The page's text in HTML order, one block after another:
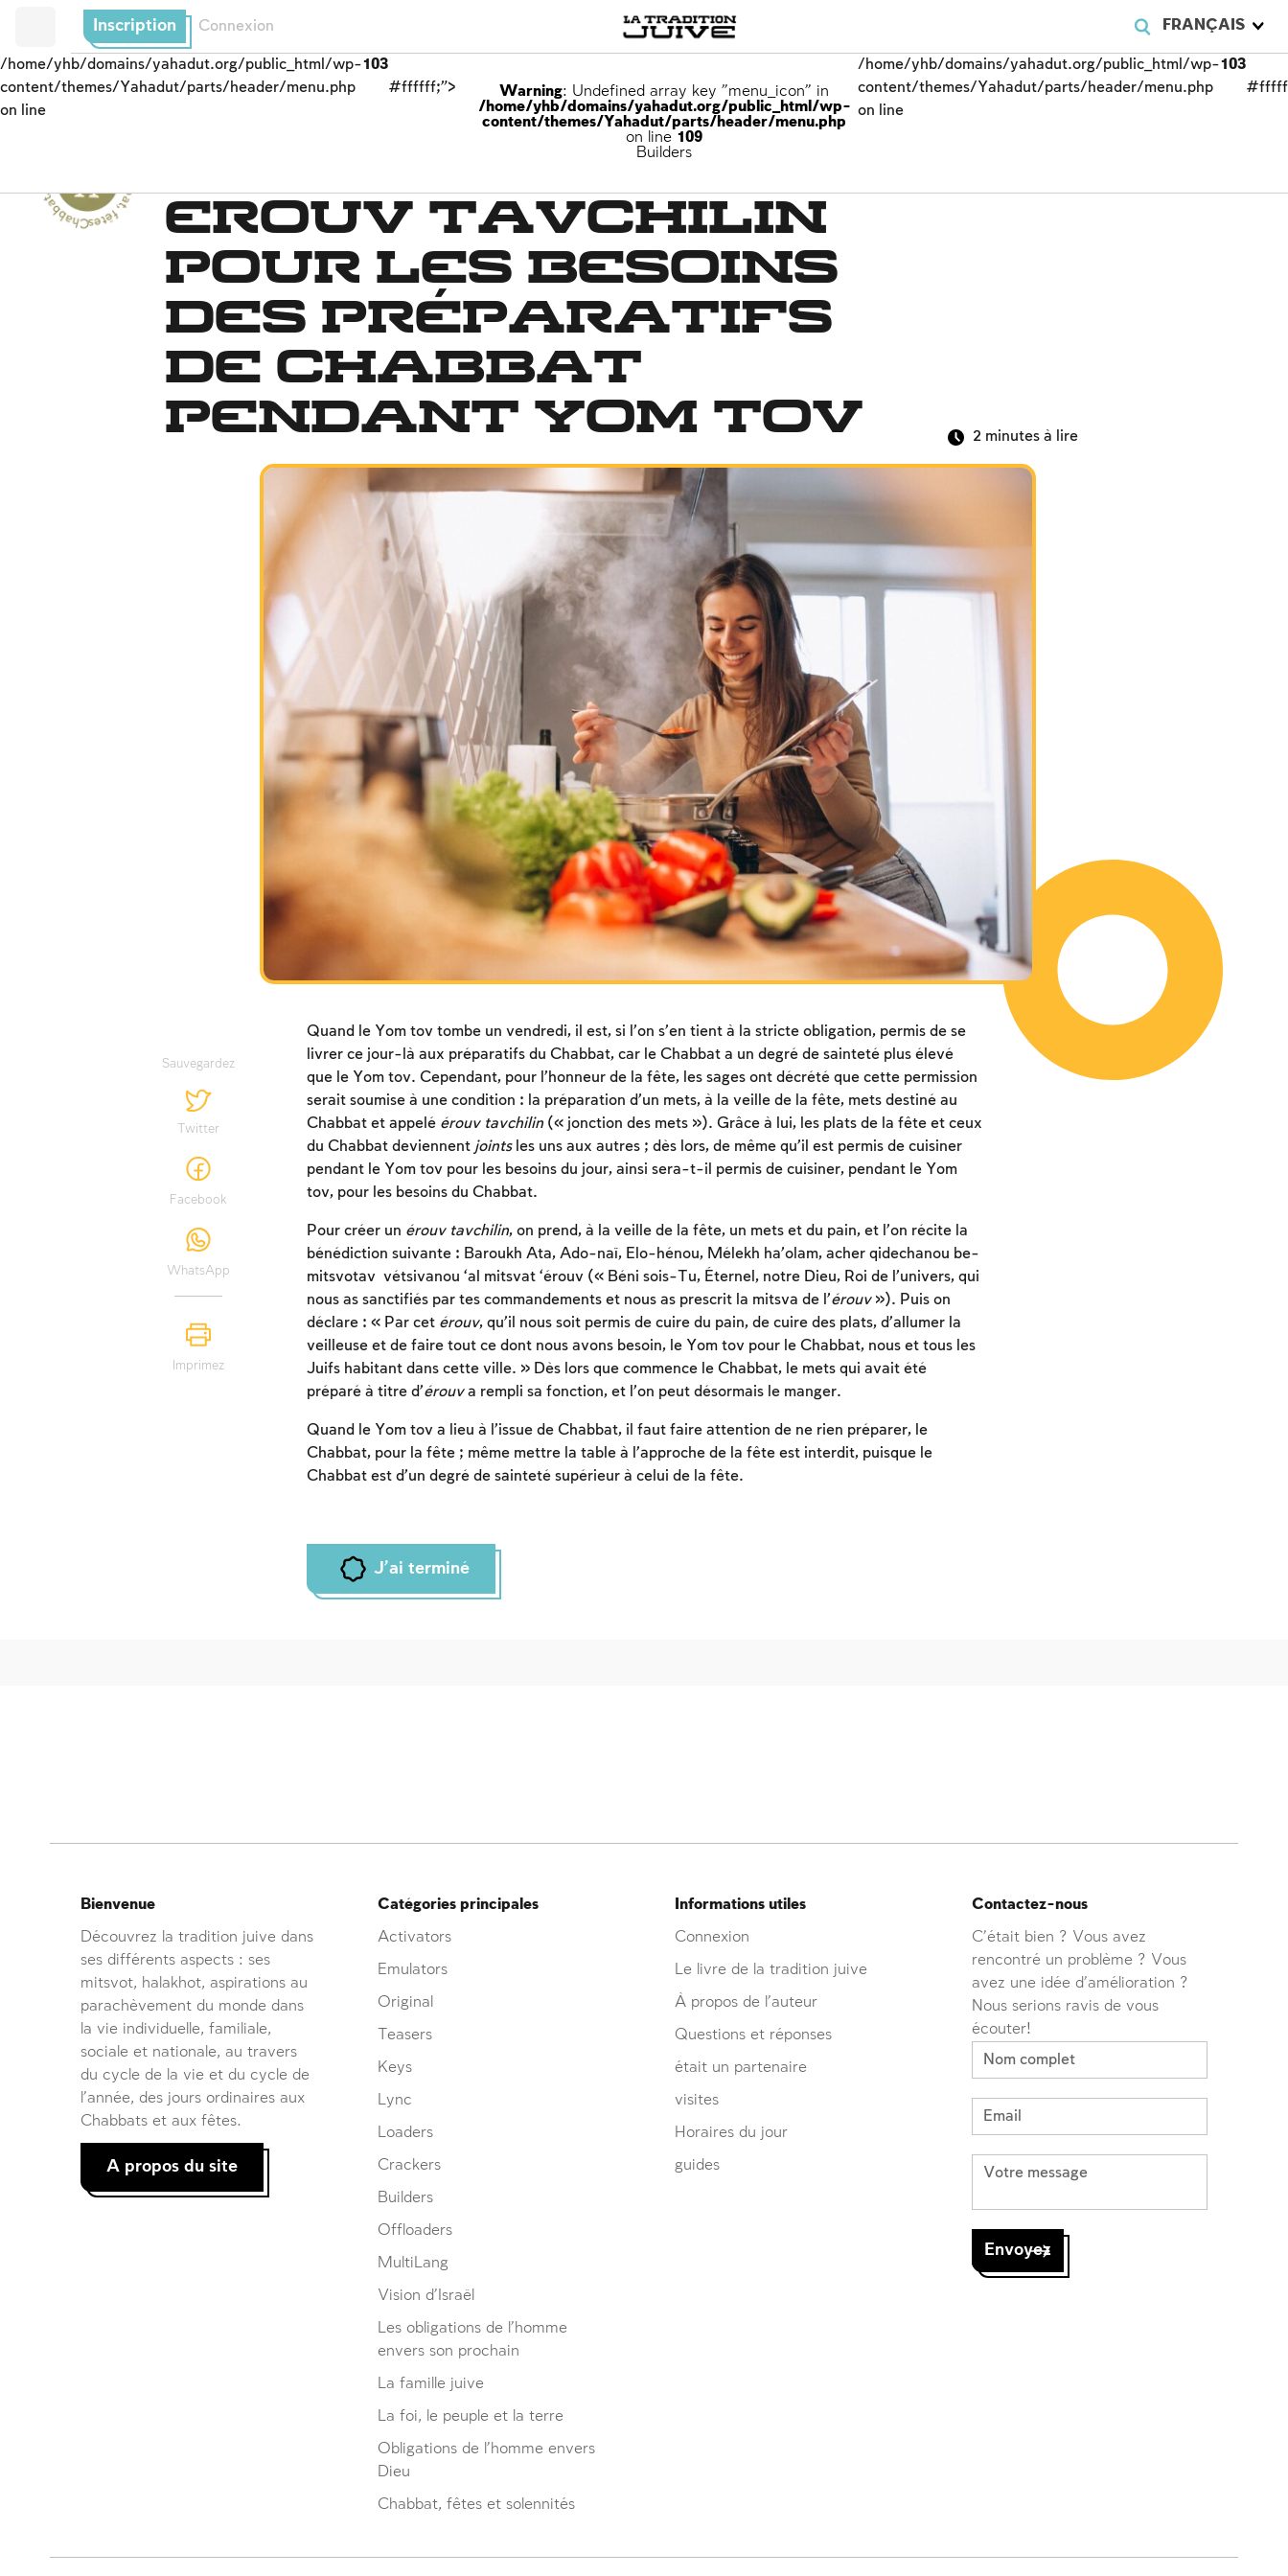
FRANÇAIS
Inscription Connexion
/home/yhb/domains/yahadut.org/public_html/wp-
content/themes/Yahadut/parts/header/menu.php
on line
103
#ffffff;">
Warning: Undefined array key "menu_icon" in
/home/yhb/domains/yahadut.org/public_html/wp-
content/themes/Yahadut/parts/header/menu.php
on line 109
Builders
/home/yhb/domains/yahadut.org/public_html/wp-
content/themes/Yahadut/parts/header/menu.php
on line
103
C
h
a
b
b
a
t,
f
ê
t
e
s
e
t
s
olennité
s
-
C
h
a
b
b
a
t
,
fê
tes et solennités --
Erouv tavchilin
pour les besoins
des préparatifs
de Chabbat
pendant Yom tov
2 minutes à lire
Sauvegardez
Twitter
Facebook
WhatsApp
Imprimez
Quand le Yom tov tombe un vendredi, il est, si l’on s’en tient à la stricte obligation, permis de se
livrer ce jour-là aux préparatifs du Chabbat, car le Chabbat a un degré de sainteté plus élevé
que le Yom tov. Cependant, pour l’honneur de la fête, les sages ont décrété que cette permission
serait soumise à une condition : la préparation d’un mets, à la veille de la fête, mets destiné au
Chabbat et appelé érouv tavchilin(« jonction des mets »). Grâce à lui, les plats de la fête et ceux
du Chabbat deviennent jointsles uns aux autres ; dès lors, de même qu’il est permis de cuisiner
pendant le Yom tov pour les besoins du jour, ainsi sera-t-il permis de cuisiner, pendant le Yom
tov, pour les besoins du Chabbat.
Pour créer un érouv tavchilin, on prend, à la veille de la fête, un mets et du pain, et l’on récite la
bénédiction suivante : Baroukh Ata, Ado-naï, Elo-hénou, Mélekh ha’olam, acher qidechanou be-
mitsvotav vétsivanou ‘al mitsvat ‘érouv (« Béni sois-Tu, Éternel, notre Dieu, Roi de l’univers, qui
nous as sanctifiés par tes commandements et nous as prescrit la mitsva de l’érouv»). Puis on
déclare : « Par cet érouv, qu’il nous soit permis de cuire du pain, de cuire des plats, d’allumer la
veilleuse et de faire tout ce dont nous avons besoin, le Yom tov pour le Chabbat, nous et tous les
Juifs habitant dans cette ville. » Dès lors que commence le Chabbat, le mets qui avait été
préparé à titre d’érouva rempli sa fonction, et l’on peut désormais le manger.
Quand le Yom tov a lieu à l’issue de Chabbat, il faut faire attention de ne rien préparer, le
Chabbat, pour la fête ; même mettre la table à l’approche de la fête est interdit, puisque le
Chabbat est d’un degré de sainteté supérieur à celui de la fête.
J'ai terminé
Inscription requise
Afin d'enregistrer ce que vous avez étudié, vous
devez vous connectez ou vous inscrire.
Inscription Connexion
Contactez-nous
C'était bien ? Vous avez
rencontré un problème ? Vous
avez une idée d'amélioration ?
Nous serions ravis de vous
écouter!
Informations utiles
Connexion
Le livre de la tradition juive
À propos de l’auteur
Questions et réponses
était un partenaire
visites
Horaires du jour
guides
Catégories principales
Activators
Emulators
Original
Teasers
Keys
Lync
Loaders
Crackers
Builders
Offloaders
MultiLang
Vision d’Israël
Les obligations de l’homme
envers son prochain
La famille juive
La foi, le peuple et la terre
Obligations de l’homme envers
Dieu
Chabbat, fêtes et solennités
Bienvenue
Découvrez la tradition juive dans
ses différents aspects : ses
mitsvot, halakhot, aspirations au
parachèvement du monde dans
la vie individuelle, familiale,
sociale et nationale, au travers
du cycle de la vie et du cycle de
l’année, des jours ordinaires aux
Chabbats et aux fêtes.
A propos du site